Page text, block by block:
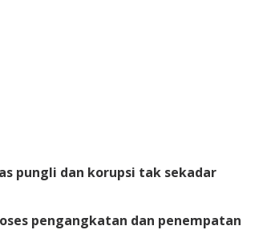
pungli dan korupsi tak sekadar
pengangkatan dan penempatan